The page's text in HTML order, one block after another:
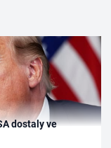
dostaly ve